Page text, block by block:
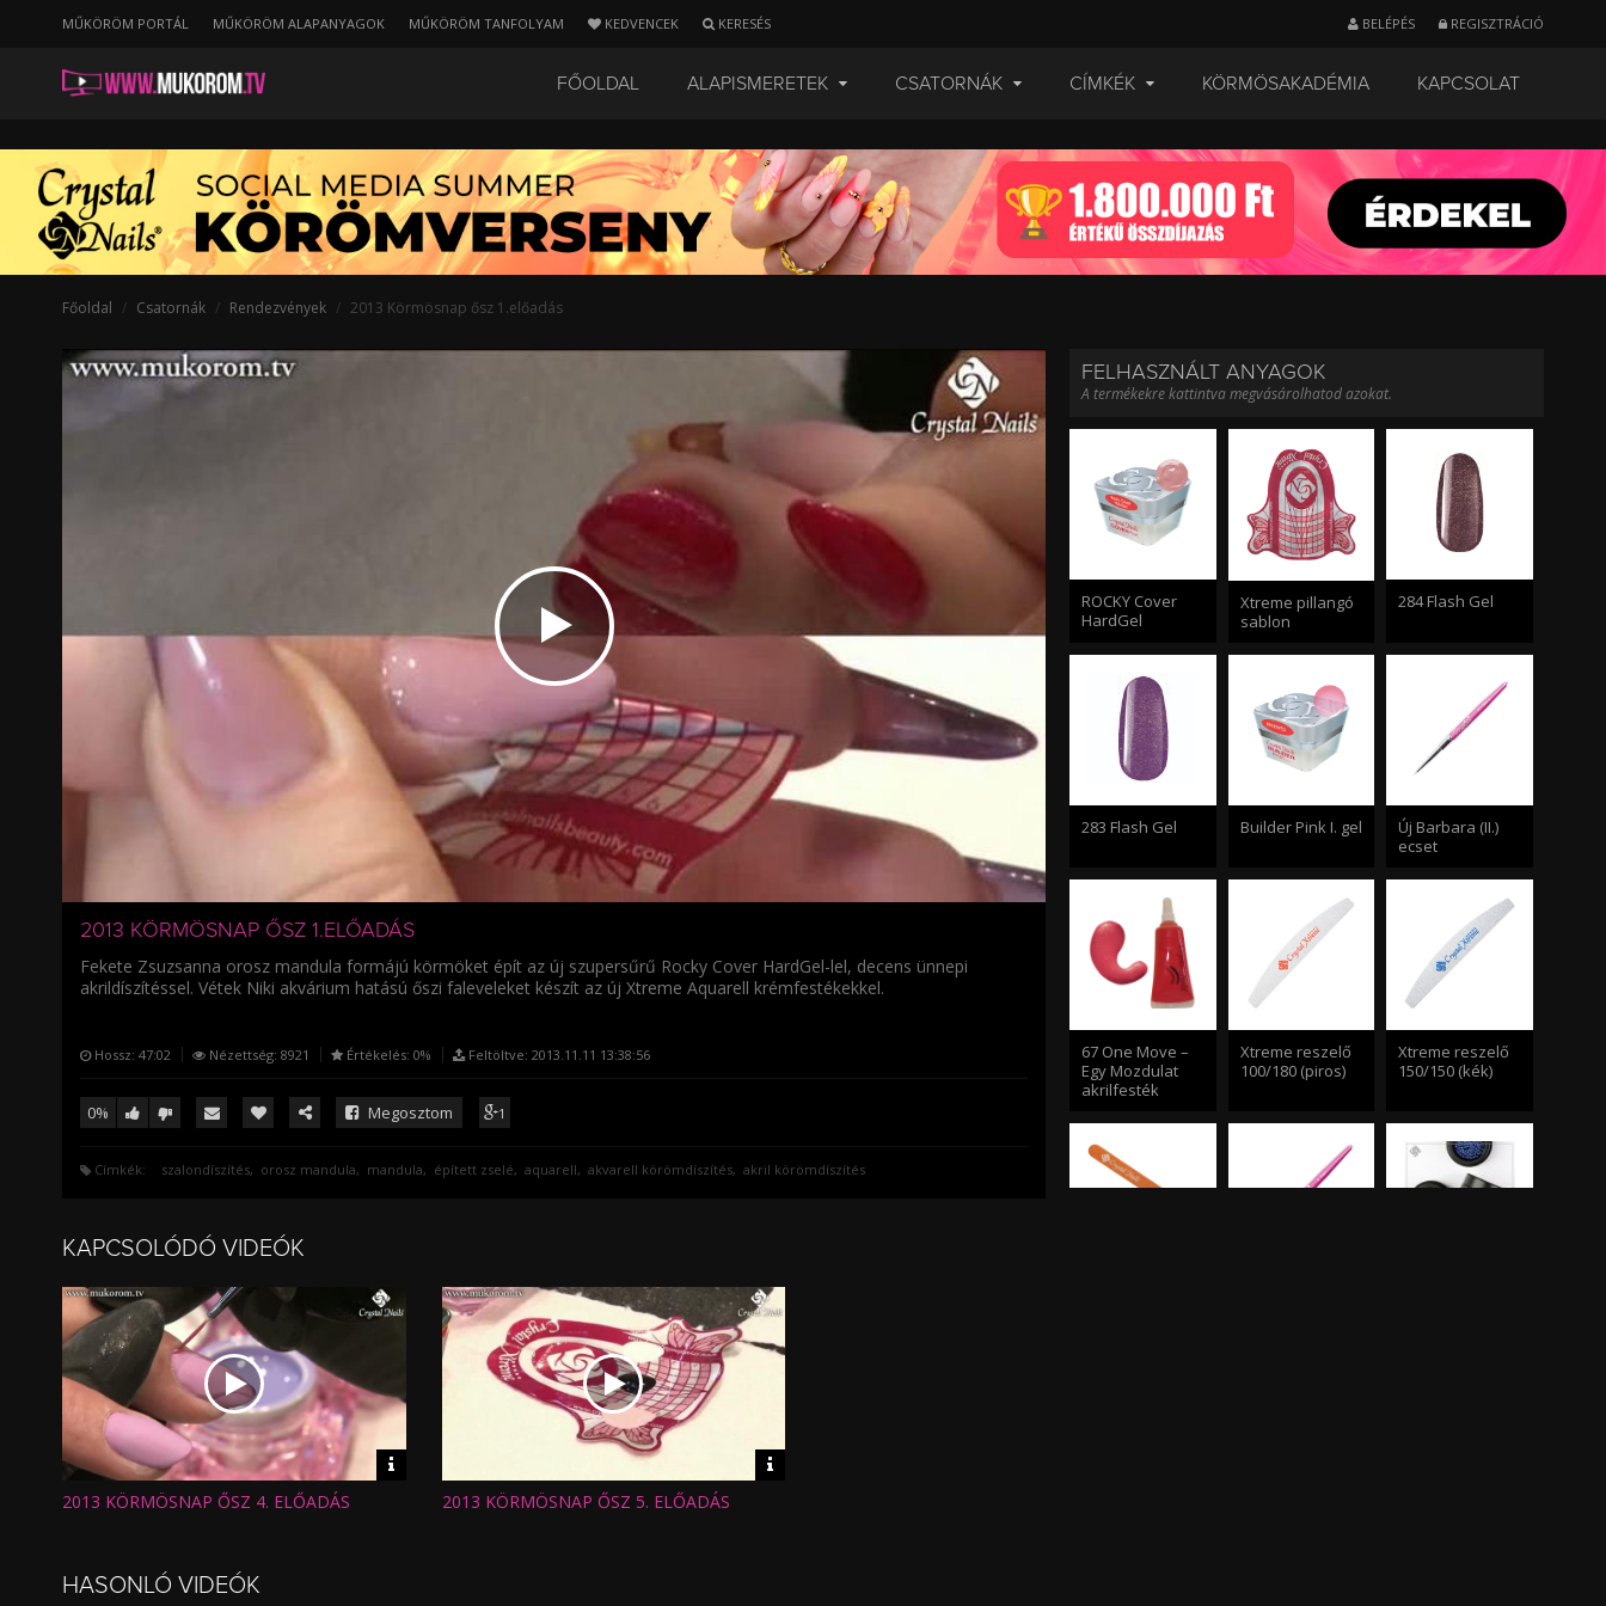
MŰKÖRÖM PORTÁL MŰKÖRÖM ALAPANYAGOK MŰKÖRÖM TANFOLYAM KEDVENCEK KERESÉS BELÉPÉS REGISZTRÁCIÓ
2013
ősz
1.előadás
FŐOLDAL ALAPISMERETEK CSATORNÁK CÍMKÉK KÖRMÖSAKADÉMIA KAPCSOLAT
Főoldal Csatornák Rendezvények 2013 Körmösnap ősz 1.előadás
2013 KÖRMÖSNAP ŐSZ 1.ELŐADÁS
Fekete Zsuzsanna orosz mandula formájú körmöket épít az új szupersűrű Rocky Cover HardGel-lel, decens ünnepi
akrildíszítéssel. Vétek Niki akvárium hatású őszi faleveleket készít az új Xtreme Aquarell krémfestékekkel.
Hossz: 47:02 Nézettség: 8921 Értékelés: 0% Feltöltve: 2013.11.11 13:38:56
0% Megosztom 1
Címkék: szalondíszítés orosz mandula mandula épített zselé aquarell akvarell körömdíszítés akril körömdíszítés
FELHASZNÁLT ANYAGOK
A termékekre kattintva megvásárolhatod azokat.
ROCKY Cover
HardGel
Xtreme pillangó
sablon
284 Flash Gel
283 Flash Gel Builder Pink I. gel
Új Barbara (II.)
ecset
67 One Move –
Egy Mozdulat
akrilfesték
Xtreme reszelő
100/180 (piros)
Xtreme reszelő
150/150 (kék)
KAPCSOLÓDÓ VIDEÓK
Video
információk
Hossz:
2013 KÖRMÖSNAP ŐSZ 4. ELŐADÁS
Video
Hossz:
2013 KÖRMÖSNAP ŐSZ 5. ELŐADÁS
HASONLÓ VIDEÓK